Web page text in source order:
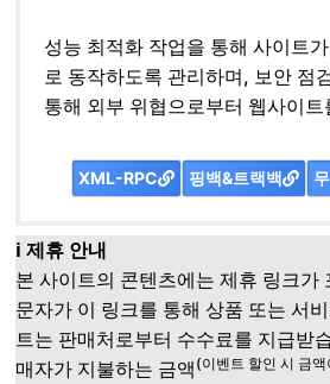
성능 최적화 작업을 통해 사이트
로 동작하도록 관리하며, 보안 점
통해 외부 위협으로부터 웹사이
XML-RPC 핑백&트랙백
ℹ️ 제휴 안내
본 사이트의 콘텐츠에는 제휴 링크가
문자가 이 링크를 통해 상품 또는 서
트는 판매처로부터 수수료를 지급받
매자가 지불하는 금액 (이벤트 할인 시 금